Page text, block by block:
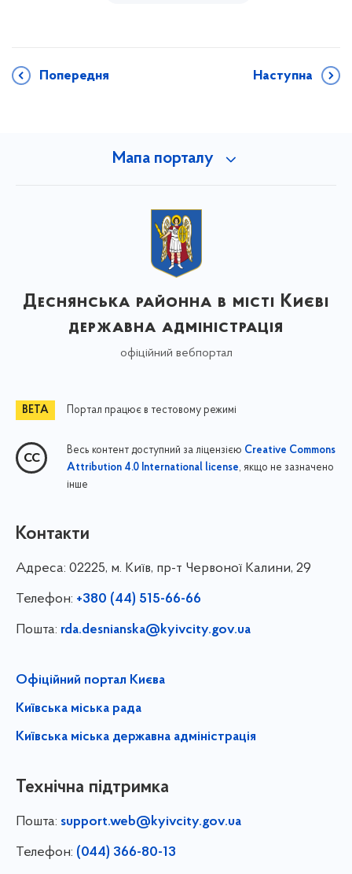
Попередня Наступна
Мапа порталу
Деснянська районна в місті Києві
державна адміністрація
офіційний вебпортал
Портал працює в тестовому режимі
Весь контент доступний за ліцензією Creative Commons
Attribution 4.0 International license, якщо не зазначено
інше
Контакти
Адреса: 02225, м. Київ, пр-т Червоної Калини, 29
Телефон: +380 (44) 515-66-66
Пошта: rda.desnianska@kyivcity.gov.ua
Офіційний портал Києва
Київська міська рада
Київська міська державна адміністрація
Технічна підтримка
Пошта: support.web@kyivcity.gov.ua
Телефон: (044) 366-80-13